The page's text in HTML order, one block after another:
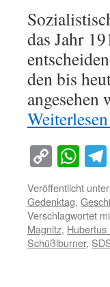
das Jahr
den bis
Weiterlesen
Copy
Link
Veröffentlicht unter
Gedenktag,
Verschlagwortet
Magnitz,
Schüßlburner,